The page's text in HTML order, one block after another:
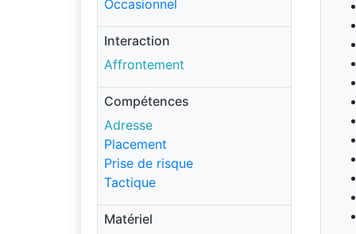
Occasionnel
Interaction
Affrontement
Compétences
Adresse
Placement
Prise de risque
Tactique
Matériel